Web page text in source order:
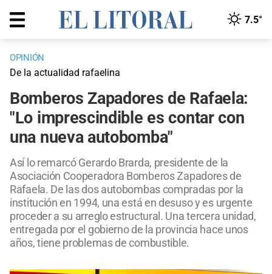
7.5°
OPINIÓN
De la actualidad rafaelina
Bomberos Zapadores de Rafaela:
"Lo imprescindible es contar con
una nueva autobomba"
Así lo remarcó Gerardo Brarda, presidente de la
Asociación Cooperadora Bomberos Zapadores de
Rafaela. De las dos autobombas compradas por la
institución en 1994, una está en desuso y es urgente
proceder a su arreglo estructural. Una tercera unidad,
entregada por el gobierno de la provincia hace unos
años, tiene problemas de combustible.